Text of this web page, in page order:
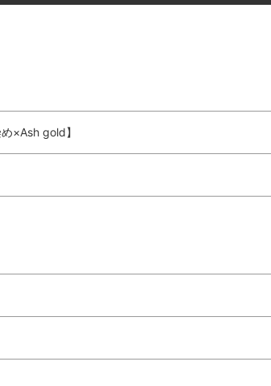
×Ash gold】